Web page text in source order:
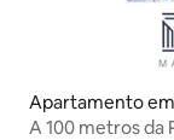
Apartamento
A 100 metros da